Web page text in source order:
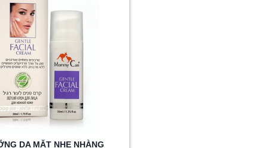
Mai Hắc Biển Hoa cúc
DA MẶT NHẸ NHÀNG